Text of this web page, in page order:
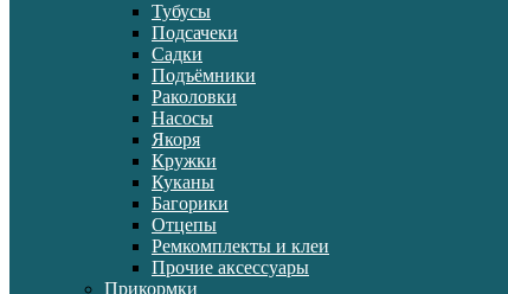
Тубусы
Подсачеки
Садки
Подъёмники
Раколовки
Насосы
Якоря
Кружки
Куканы
Багорики
Отцепы
Ремкомплекты и клеи
Прочие аксессуары
Прикормки